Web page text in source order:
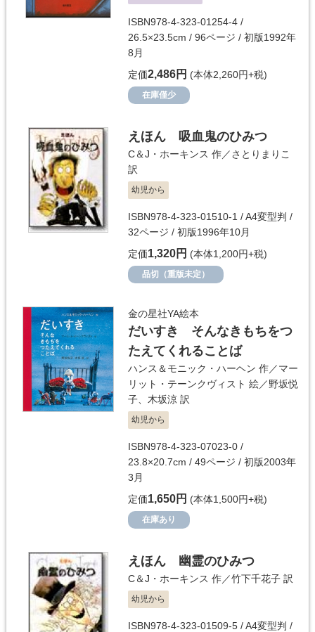
ISBN978-4-323-01254-4 /
26.5×23.5cm / 96ページ / 初版1992年
8月
定価2,486円 (本体2,260円+税)
在庫僅少
えほん 吸血鬼のひみつ
C＆J・ホーキンス 作／さとりまりこ
訳
幼児から
ISBN978-4-323-01510-1 / A4変型判 /
32ページ / 初版1996年10月
定価1,320円 (本体1,200円+税)
品切（重版未定）
金の星社YA絵本
だいすき そんなきもちをつ
たえてくれることば
ハンス＆モニック・ハーヘン 作／マー
リット・テーンクヴィスト 絵／野坂悦
子
木坂涼 訳
幼児から
ISBN978-4-323-07023-0 /
23.8×20.7cm / 49ページ / 初版2003年
3月
定価1,650円 (本体1,500円+税)
在庫あり
えほん 幽霊のひみつ
C＆J・ホーキンス 作／竹下千花子 訳
幼児から
ISBN978-4-323-01509-5 / A4変型判 /